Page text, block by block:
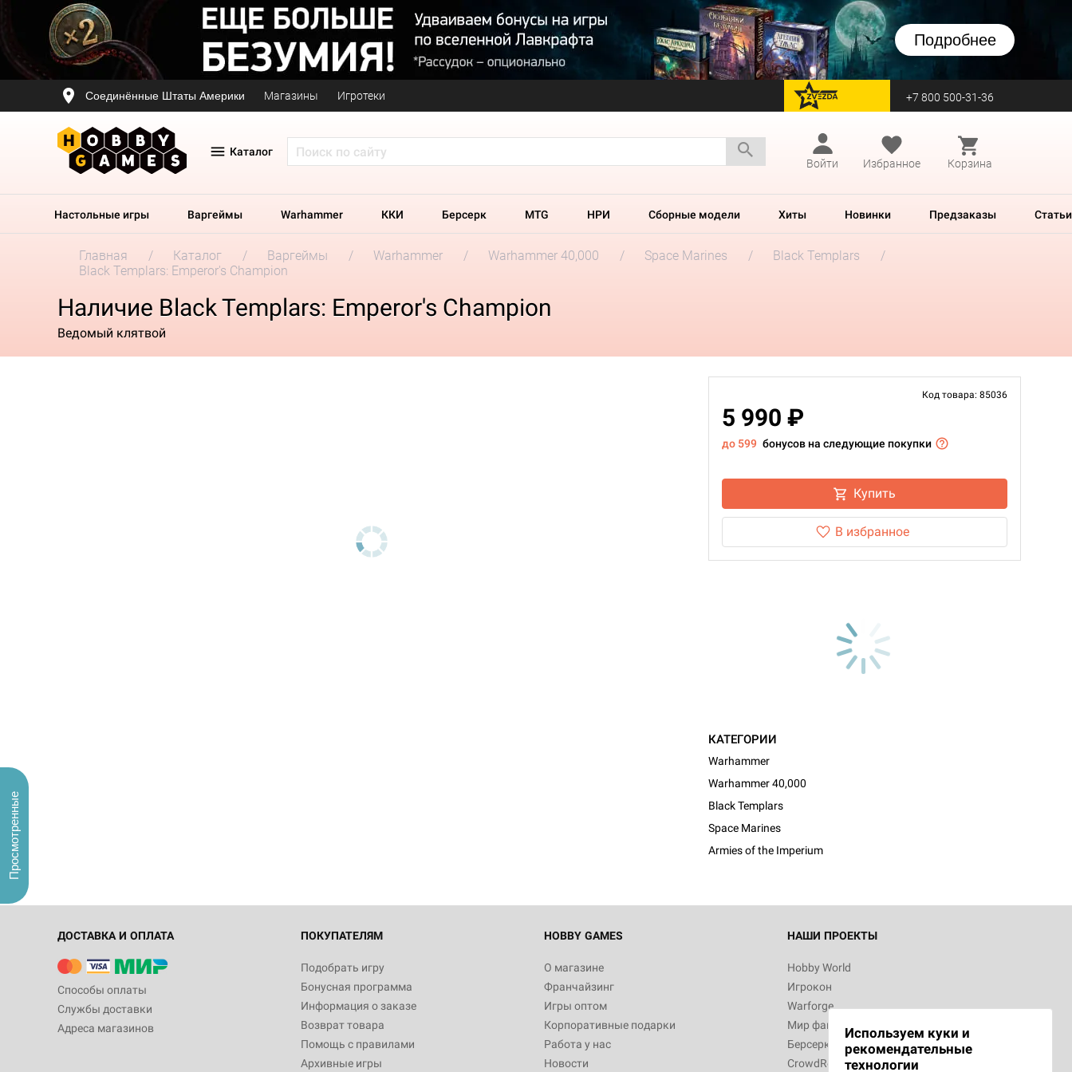
Подробнее
Соединённые Штаты Америки Магазины Игротеки перейти на Zvezda +7 800 500-31-36
Каталог
Войти
Избранное Корзина
Настольные игры Варгеймы Warhammer ККИ Берсерк MTG НРИ Сборные модели Хиты Новинки Предзаказы Статьи
Главная Каталог Варгеймы Warhammer Warhammer 40,000 Space Marines
Black Templars
Black Templars: Emperor's Champion
Наличие Black Templars: Emperor's Champion
Ведомый клятвой
Код товара: 85036
5 990 ₽
до 599 бонусов на следующие покупки
Купить
В избранное
КАТЕГОРИИ
Warhammer
Warhammer 40,000
Black Templars
Space Marines
Armies of the Imperium
ДОСТАВКА И ОПЛАТА
Способы оплаты
Службы доставки
Адреса магазинов
ПОКУПАТЕЛЯМ
Подобрать игру
Бонусная программа
Информация о заказе
Возврат товара
Помощь с правилами
Архивные игры
HOBBY GAMES
О магазине
Франчайзинг
Игры оптом
Корпоративные подарки
Работа у нас
Новости
НАШИ ПРОЕКТЫ
Hobby World
Игрокон
Warforge
Мир фантастики
Берсерк
CrowdRepublic
Используем куки и
рекомендательные
технологии
Просмотренные
Настольная игра Hobby World Монстры
Белая смерть
12 990
Настольная игра Hobby World Ужас
3 490